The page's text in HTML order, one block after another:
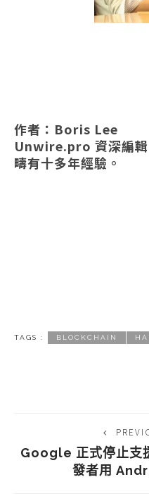
作者：Boris Lee
Unwire.pro 資深編輯
疇有十多年經驗。
TAGS : BLOCKCHAIN
Google 正式停止
發者用